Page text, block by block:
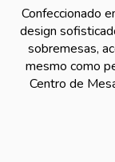
Confeccionado
design
sobremesas,
mesmo como
Centro de